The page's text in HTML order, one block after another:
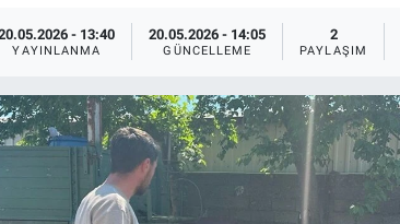
- 13:40
YAYINLANMA
20.05.2026 - 14:05
GÜNCELLEME
2
PAYLAŞIM